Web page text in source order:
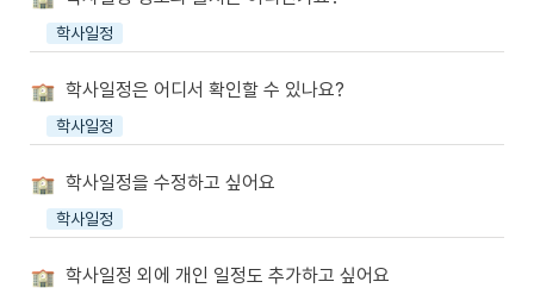
학사일정
학사일정은 어디서 확인할 수 있나요?
학사일정
학사일정을 수정하고 싶어요
학사일정
학사일정 외에 개인 일정도 추가하고 싶어요